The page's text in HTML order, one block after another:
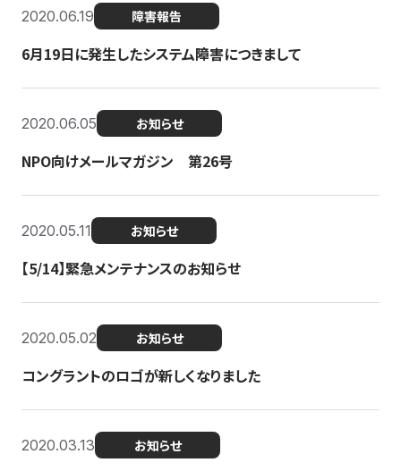
2020.06.19 障害報告
6月19日に発生したシステム障害につきまして
2020.06.05 お知らせ
NPO向けメールマガジン 第26号
2020.05.11 お知らせ
【5/14】緊急メンテナンスのお知らせ
2020.05.02 お知らせ
コングラントのロゴが新しくなりました
2020.03.13 お知らせ